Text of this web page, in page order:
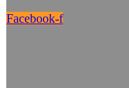
Facebook-f